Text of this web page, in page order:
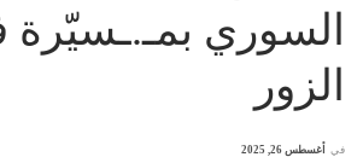
السوري بمـ.ـسيّرة
الزور
في أغسطس 26, 2025